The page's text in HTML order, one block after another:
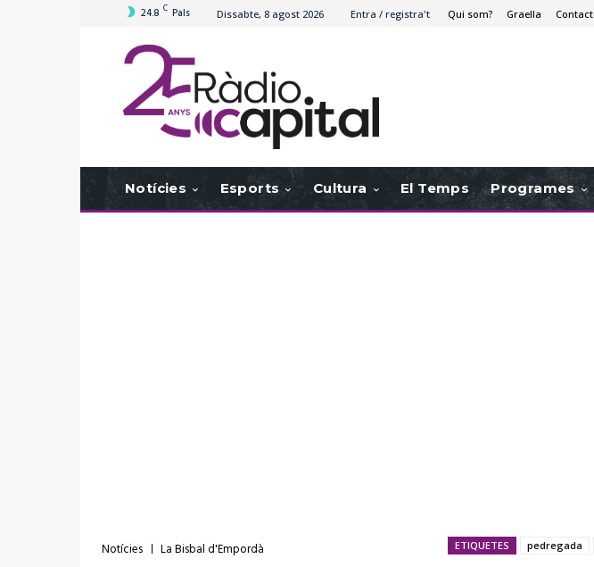
24.8 C Pals Dissabte, 8 agost 2026 Entra / registra't Qui som? Graella
Notícies Esports Cultura El Temps Programes
Notícies La Bisbal d'Empordà ETIQUETES pedregada